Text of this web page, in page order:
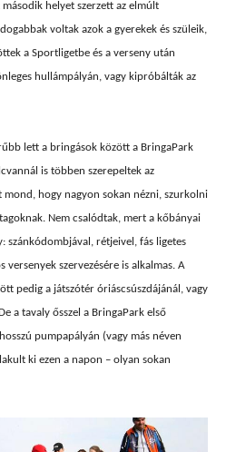
helyet szerzett az elmúlt
voltak azok a gyerekek és szüleik,
a Sportligetbe és a verseny után
hullámpályán, vagy kipróbálták az
lett a bringások között a BringaPark
is többen szerepeltek az
hogy nagyon sokan nézni, szurkolni
Nem csalódtak, mert a kőbányai
szánkódombjával, rétjeivel, fás ligetes
szervezésére is alkalmas. A
pedig a játszótér óriáscsúszdájánál, vagy
a tavaly ősszel a BringaPark első
pumpapályán (vagy más néven
ki ezen a napon – olyan sokan